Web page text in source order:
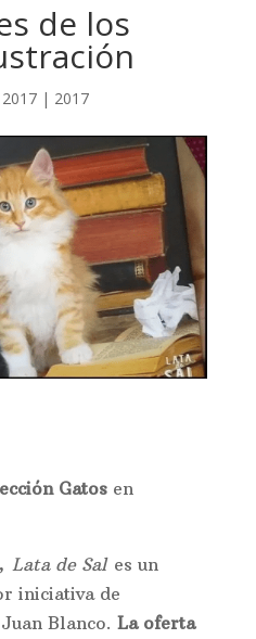
de los
| 2017
Gatosen
Lata de Sal es un
iniciativa de
Blanco. La oferta